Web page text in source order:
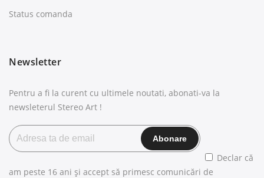
Status comanda
Newsletter
Pentru a fi la curent cu ultimele noutati, abonati-va la
newsleterul Stereo Art !
Declar că
am peste 16 ani și accept să primesc comunicări de